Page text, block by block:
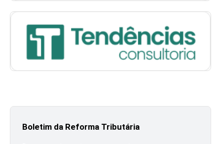
Boletim da Reforma Tributária